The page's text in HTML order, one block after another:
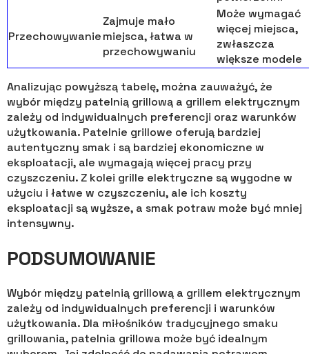
Przechowywanie
Zajmuje mało
miejsca, łatwa w
przechowywaniu
Może wymagać
więcej miejsca,
zwłaszcza
większe modele
Analizując powyższą tabelę, można zauważyć, że
wybór między patelnią grillową a grillem elektrycznym
zależy od indywidualnych preferencji oraz warunków
użytkowania. Patelnie grillowe oferują bardziej
autentyczny smak i są bardziej ekonomiczne w
eksploatacji, ale wymagają więcej pracy przy
czyszczeniu. Z kolei grille elektryczne są wygodne w
użyciu i łatwe w czyszczeniu, ale ich koszty
eksploatacji są wyższe, a smak potraw może być mniej
intensywny.
PODSUMOWANIE
Wybór między patelnią grillową a grillem elektrycznym
zależy od indywidualnych preferencji i warunków
użytkowania. Dla miłośników tradycyjnego smaku
grillowania, patelnia grillowa może być idealnym